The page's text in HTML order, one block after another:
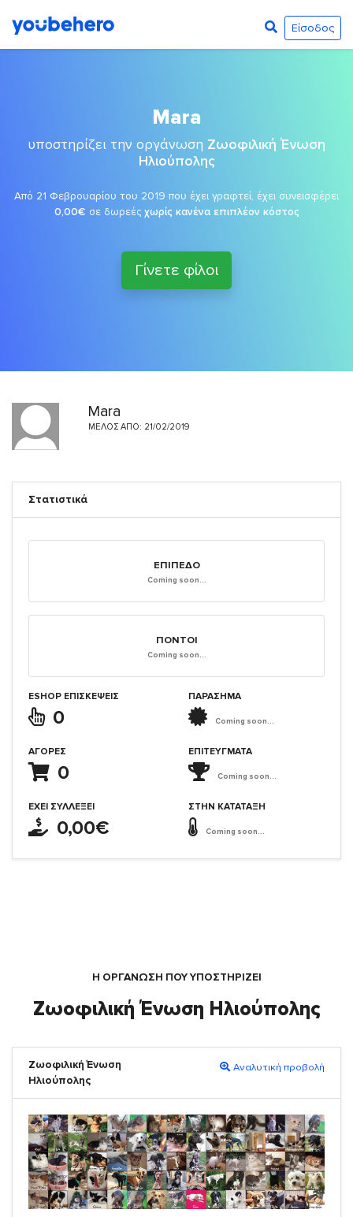
Είσοδος
Mara
υποστηρίζει την οργάνωση Ζωοφιλική Ένωση
Ηλιούπολης
Από 21 Φεβρουαρίου του 2019 που έχει γραφτεί, έχει συνεισφέρει
0,00€ σε δωρεές χωρίς κανένα επιπλέον κόστος
Γίνετε φίλοι
Mara
ΜΈΛΟΣ ΑΠΌ: 21/02/2019
Στατιστικά
ΕΠΊΠΕΔΟ
Coming soon...
ΠΌΝΤΟΙ
Coming soon...
ESHOP ΕΠΙΣΚΈΨΕΙΣ
0
ΑΓΟΡΈΣ
0
ΈΧΕΙ ΣΥΛΛΈΞΕΙ
0,00€
ΠΑΡΑΣΗΜΑ
Coming soon...
ΕΠΙΤΕΎΓΜΑΤΑ
Coming soon...
ΣΤΗΝ ΚΑΤΆΤΑΞΗ
Coming soon...
Η ΟΡΓΆΝΩΣΗ ΠΟΥ ΥΠΟΣΤΗΡΙΖΕΙ
Ζωοφιλική Ένωση Ηλιούπολης
Ζωοφιλική Ένωση
Ηλιούπολης
Αναλυτική προβολή